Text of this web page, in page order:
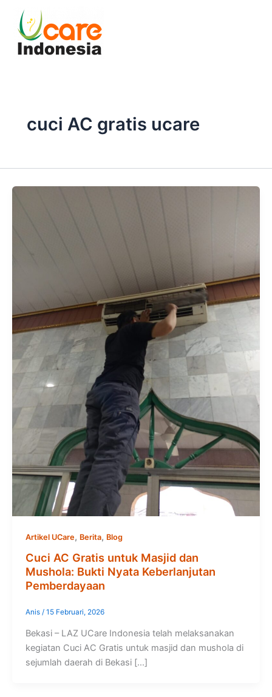
content
cuci AC gratis ucare
Artikel UCare, Berita, Blog
Cuci AC Gratis untuk Masjid dan
Mushola: Bukti Nyata Keberlanjutan
Pemberdayaan
Anis / 15 Februari, 2026
Bekasi – LAZ UCare Indonesia telah melaksanakan
kegiatan Cuci AC Gratis untuk masjid dan mushola di
sejumlah daerah di Bekasi […]